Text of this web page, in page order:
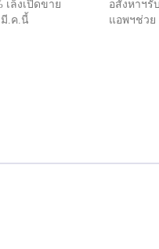
เล็งเปิดขาย
มี.ค.นี้
อสังหาฯรั
แอพฯช่วย